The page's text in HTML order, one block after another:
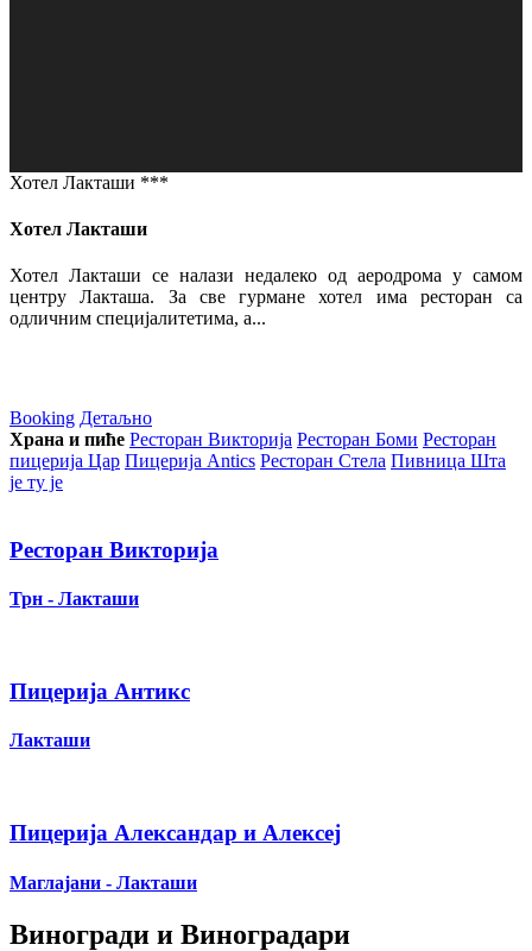
Хотел Лакташи ***
Хотел Лакташи
Хотел Лакташи се налази недалеко од аеродрома у самом
центру Лакташа. За све гурмане хотел има ресторан са
одличним специјалитетима, а...
Booking Детаљно
Храна и пиће Ресторан Викторија Ресторан Боми Ресторан
пицерија Цар Пицерија Аntics Ресторан Стела Пивница Шта
је ту је
Ресторан Викторија
Трн - Лакташи
Пицерија Антикс
Лакташи
Пицерија Александар и Алексеј
Маглајани - Лакташи
Виногради и Виноградари